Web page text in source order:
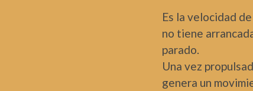
Es la velocidad
no tiene
parado.
Una vez
genera un